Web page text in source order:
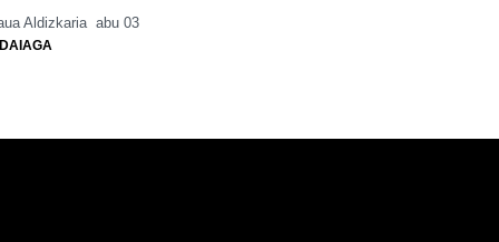
Aldizkaria abu 03